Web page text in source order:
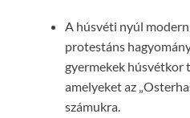
A húsvéti nyúl
protestáns
gyermekek húsvétkor
amelyeket az
számukra.